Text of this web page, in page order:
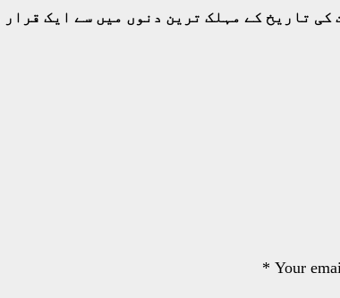
تاریخ کے مہلک ترین دنوں میں سے ایک قرار
Your
*